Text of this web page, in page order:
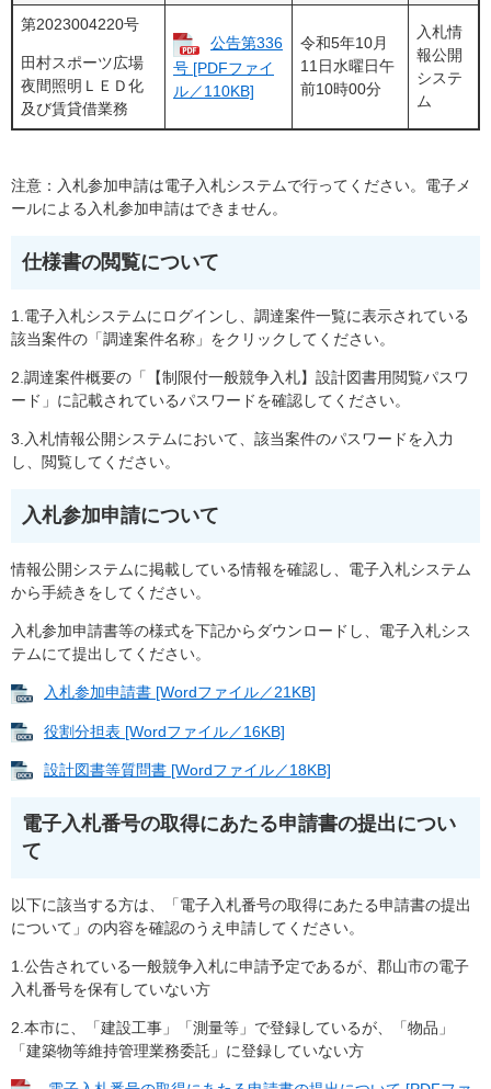
第2023004220号
田村スポーツ広場
夜間照明ＬＥＤ化
及び賃貸借業務
公告第336
号 [PDFファイ
ル／110KB]
令和5年10月
11日水曜日午
前10時00分
入札情
報公開
システ
ム
注意：入札参加申請は電子入札システムで行ってください。電子メ
ールによる入札参加申請はできません。
仕様書の閲覧について
1.電子入札システムにログインし、調達案件一覧に表示されている
該当案件の「調達案件名称」をクリックしてください。
2.調達案件概要の「【制限付一般競争入札】設計図書用閲覧パスワ
ード」に記載されているパスワードを確認してください。
3.入札情報公開システムにおいて、該当案件のパスワードを入力
し、閲覧してください。
入札参加申請について
情報公開システムに掲載している情報を確認し、電子入札システム
から手続きをしてください。
入札参加申請書等の様式を下記からダウンロードし、電子入札シス
テムにて提出してください。
入札参加申請書 [Wordファイル／21KB]
役割分担表 [Wordファイル／16KB]
設計図書等質問書 [Wordファイル／18KB]
電子入札番号の取得にあたる申請書の提出につい
て
以下に該当する方は、「電子入札番号の取得にあたる申請書の提出
について」の内容を確認のうえ申請してください。
1.公告されている一般競争入札に申請予定であるが、郡山市の電子
入札番号を保有していない方
2.本市に、「建設工事」「測量等」で登録しているが、「物品」
「建築物等維持管理業務委託」に登録していない方